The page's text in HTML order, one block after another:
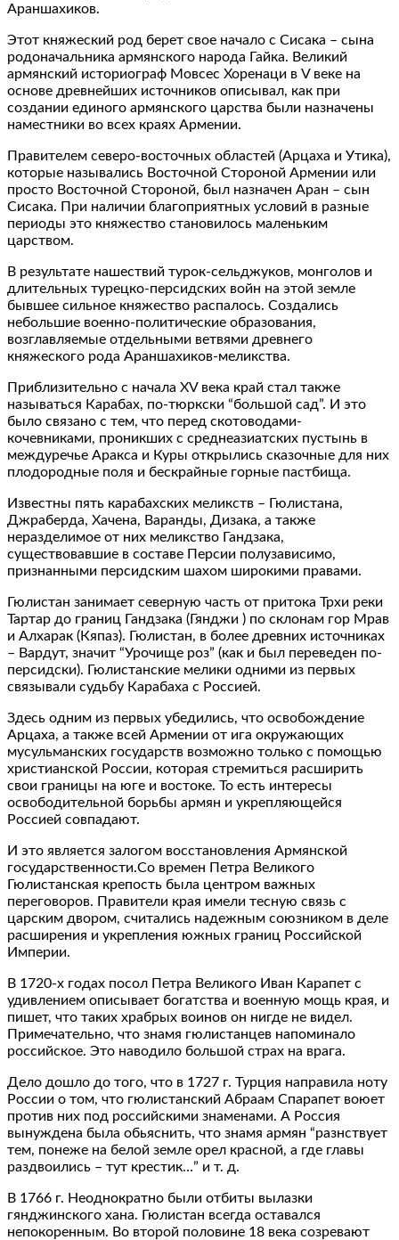
Араншахиков.
Этот княжеский род берет свое начало с Сисака – сына
родоначальника армянского народа Гайка. Великий
армянский историограф Мовсес Хоренаци в V веке на
основе древнейших источников описывал, как при
создании единого армянского царства были назначены
наместники во всех краях Армении.
Правителем северо-восточных областей (Арцаха и Утика),
которые назывались Восточной Стороной Армении или
просто Восточной Стороной, был назначен Аран – сын
Сисака. При наличии благоприятных условий в разные
периоды это княжество становилось маленьким
царством.
В результате нашествий турок-сельджуков, монголов и
длительных турецко-персидских войн на этой земле
бывшее сильное княжество распалось. Создались
небольшие военно-политические образования,
возглавляемые отдельными ветвями древнего
княжеского рода Араншахиков-меликства.
Приблизительно с начала XV века край стал также
называться Карабах, по-тюркски “большой сад”. И это
было связано с тем, что перед скотоводами-
кочевниками, проникших с среднеазиатских пустынь в
междуречье Аракса и Куры открылись сказочные для них
плодородные поля и бескрайные горные пастбища.
Известны пять карабахских меликств – Гюлистана,
Джраберда, Хачена, Варанды, Дизака, а также
неразделимое от них меликство Гандзака,
существовавшие в составе Персии полузависимо,
признанными персидским шахом широкими правами.
Гюлистан занимает северную часть от притока Трхи реки
Тартар до границ Гандзака (Гянджи ) по склонам гор Мрав
и Алхарак (Кяпаз). Гюлистан, в более древних источниках
– Вардут, значит “Урочище роз” (как и был переведен по-
персидски). Гюлистанские мелики одними из первых
связывали судьбу Карабаха с Россией.
Здесь одним из первых убедились, что освобождение
Арцаха, а также всей Армении от ига окружающих
мусульманских государств возможно только с помощью
христианской России, которая стремиться расширить
свои границы на юге и востоке. То есть интересы
освободительной борьбы армян и укрепляющейся
Россией совпадают.
И это является залогом восстановления Армянской
государственности.Со времен Петра Великого
Гюлистанская крепость была центром важных
переговоров. Правители края имели тесную связь с
царским двором, считались надежным союзником в деле
расширения и укрепления южных границ Российской
Империи.
В 1720-х годах посол Петра Великого Иван Карапет с
удивлением описывает богатства и военную мощь края, и
пишет, что таких храбрых воинов он нигде не видел.
Примечательно, что знамя гюлистанцев напоминало
российское. Это наводило большой страх на врага.
Дело дошло до того, что в 1727 г. Турция направила ноту
России о том, что гюлистанский Абраам Спарапет воюет
против них под российскими знаменами. А Россия
вынуждена была обьяснить, что знамя армян “разнствует
тем, понеже на белой земле орел красной, а где главы
раздвоились – тут крестик…” и т. д.
В 1766 г. Неоднократно были отбиты вылазки
гянджинского хана. Гюлистан всегда оставался
непокоренным. Во второй половине 18 века созревают